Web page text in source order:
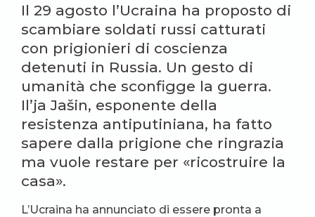
Il 29 agosto l’Ucraina ha proposto di
scambiare soldati russi catturati
con prigionieri di coscienza
detenuti in Russia. Un gesto di
umanità che sconfigge la guerra.
Il’ja Jašin, esponente della
resistenza antiputiniana, ha fatto
sapere dalla prigione che ringrazia
ma vuole restare per «ricostruire la
casa».
L’Ucraina ha annunciato di essere pronta a